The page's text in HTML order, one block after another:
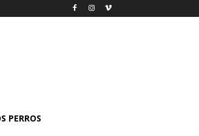
PERROS